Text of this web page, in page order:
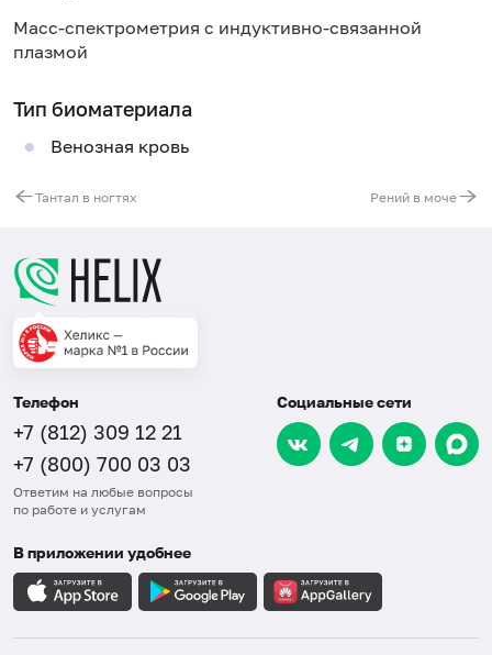
Масс-спектрометрия с индуктивно-связанной
плазмой
Тип биоматериала
Венозная кровь
Тантал в ногтях Рений в моче
Телефон
+7 (812) 309 12 21
+7 (800) 700 03 03
Ответим на любые вопросы
по работе и услугам
Социальные сети
В приложении удобнее